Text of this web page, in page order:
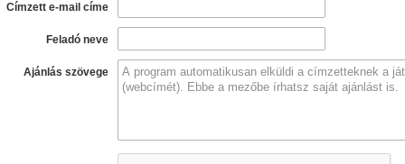
Címzett e-mail címe
Feladó neve
Ajánlás szövege